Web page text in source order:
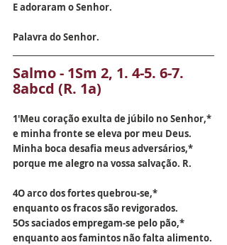
E adoraram o Senhor.
Palavra do Senhor.
Salmo - 1Sm 2, 1. 4-5. 6-7.
8abcd (R. 1a)
1'Meu coração exulta de júbilo no Senhor,*
e minha fronte se eleva por meu Deus.
Minha boca desafia meus adversários,*
porque me alegro na vossa salvação. R.
4O arco dos fortes quebrou-se,*
enquanto os fracos são revigorados.
5Os saciados empregam-se pelo pão,*
enquanto aos famintos não falta alimento.